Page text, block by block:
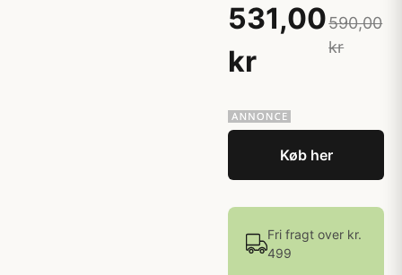
531,00
kr
590,00
kr
Køb her
Fri fragt over kr.
499